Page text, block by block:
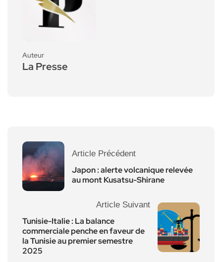
Auteur
La Presse
Article Précédent
Japon : alerte volcanique relevée
au mont Kusatsu-Shirane
Article Suivant
Tunisie-Italie : La balance
commerciale penche en faveur de
la Tunisie au premier semestre
2025